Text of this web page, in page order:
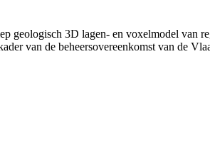
geologisch 3D lagen- en voxelmodel van
van de beheersovereenkomst van de